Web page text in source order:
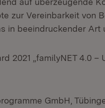
zur Vereinbarkeit von
in beeindruckender Art
2021 „familyNET 4.0 –
GmbH,